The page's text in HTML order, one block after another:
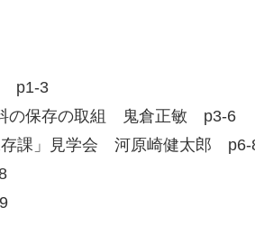
p1-3
料の保存の取組 鬼倉正敏 p3-6
存課」見学会 河原崎健太郎 p6-